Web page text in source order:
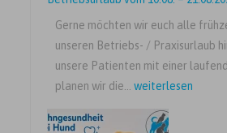
Gerne möchten wir euch alle
unseren Betriebs- / Praxisurlaub
unsere Patienten mit einer
planen wir die…Betriebsurlaub
10.08.
weiterlesen